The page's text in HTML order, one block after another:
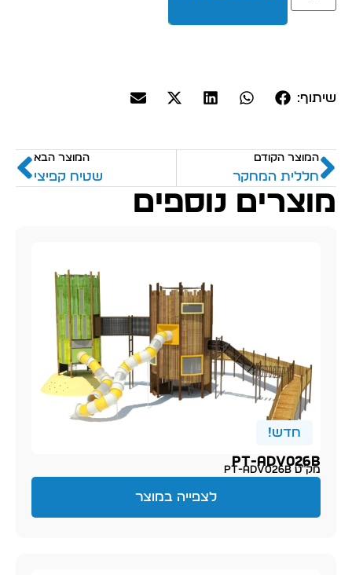
שיתוף:
המוצר הקודם
חללית המחקר
המוצר הבא
שטיח קפיצי
מוצרים נוספים
חדש!
PT-ADV026B
מק״ט PT-ADV026B
לצפייה במוצר